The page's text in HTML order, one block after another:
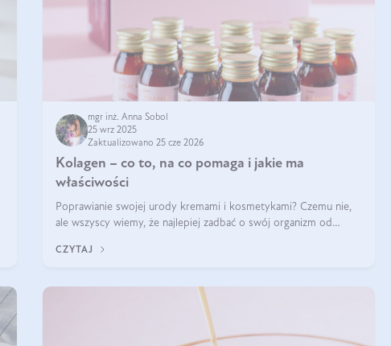
mgr inż. Anna Sobol
25 wrz 2025
Zaktualizowano 25 cze 2026
Kolagen – co to, na co pomaga i jakie ma
właściwości
Poprawianie swojej urody kremami i kosmetykami? Czemu nie,
ale wszyscy wiemy, że najlepiej zadbać o swój organizm od
zewnętrzny prezentował się zdrowo i atrakcyjnie. Stosowanie
CZYTAJ